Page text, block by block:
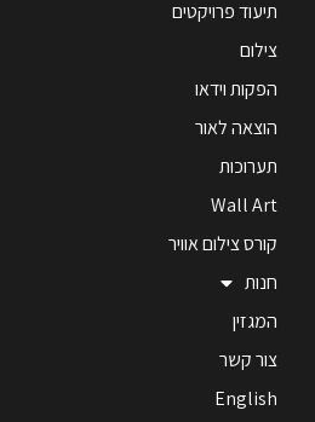
תיעוד פרויקטים
צילום
הפקות וידאו
הוצאה לאור
תערוכות
Wall Art
קורס צילום אוויר
חנות
המגזין
צור קשר
English